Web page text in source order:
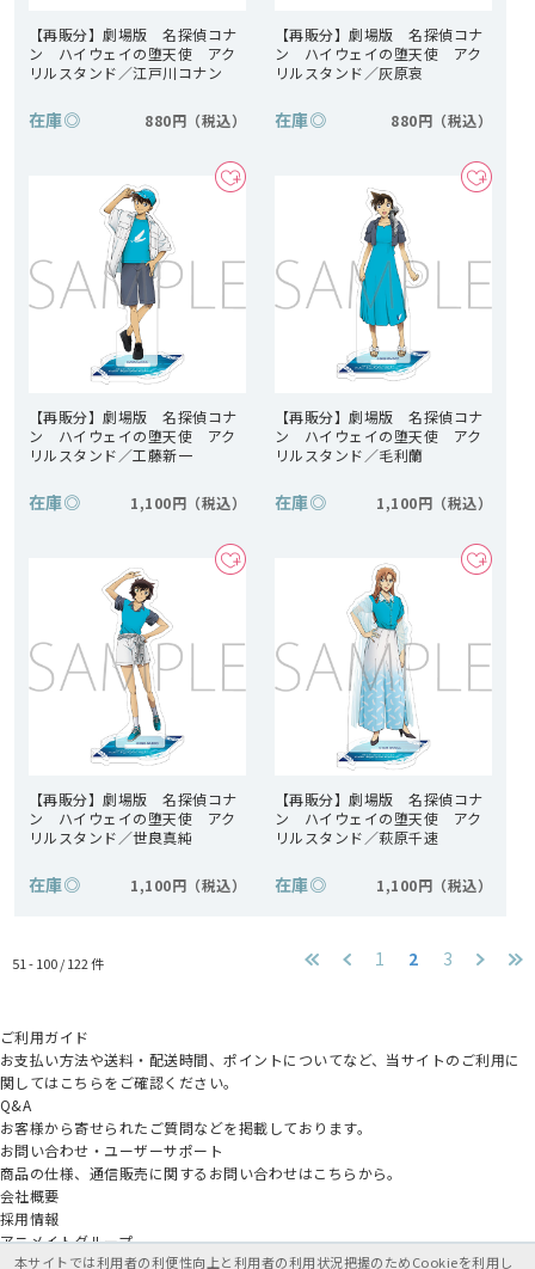
【再販分】劇場版 名探偵コナ
ン ハイウェイの堕天使 アク
リルスタンド／江戸川コナン
在庫◎ 880円
【再販分】劇場版 名探偵コナ
ン ハイウェイの堕天使 アク
リルスタンド／灰原哀
在庫◎ 880円
【再販分】劇場版 名探偵コナ
ン ハイウェイの堕天使 アク
リルスタンド／工藤新一
在庫◎ 1,100円
【再販分】劇場版 名探偵コナ
ン ハイウェイの堕天使 アク
リルスタンド／毛利蘭
在庫◎ 1,100円
【再販分】劇場版 名探偵コナ
ン ハイウェイの堕天使 アク
リルスタンド／世良真純
在庫◎ 1,100円
【再販分】劇場版 名探偵コナ
ン ハイウェイの堕天使 アク
リルスタンド／萩原千速
在庫◎ 1,100円
51 - 100 /122件 1 2 3
ご利用ガイド
お支払い方法や送料・配送時間、ポイントについてなど、当サイトのご利用に
関してはこちらをご確認ください。
Q&A
お客様から寄せられたご質問などを掲載しております。
お問い合わせ・ユーザーサポート
商品の仕様、通信販売に関するお問い合わせはこちらから。
会社概要
採用情報
アニメイトグループ
本サイトでは利用者の利便性向上と利用者の利用状況把握のためCookieを利用し